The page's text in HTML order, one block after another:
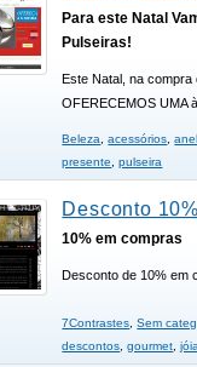
Para este Natal
Pulseiras!
Este Natal, na compra
OFERECEMOS UMA
Beleza ,acessórios ,
presente
,pulseira
Desconto
10% em compras
Desconto de 10% em
7Contrastes ,Sem
descontos ,gourmet ,